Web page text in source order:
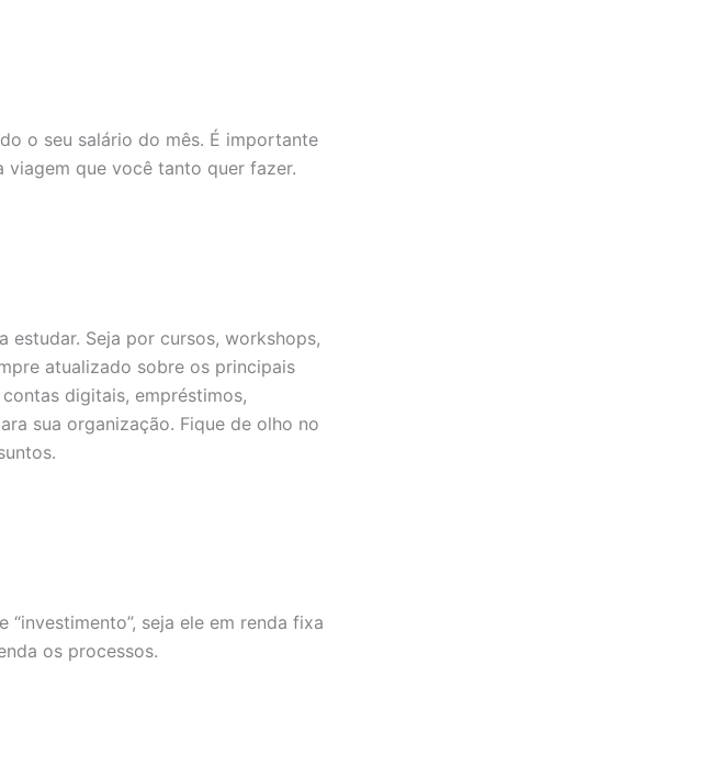
o seu salário do mês. É importante
viagem que você tanto quer fazer.
estudar. Seja por cursos, workshops,
atualizado sobre os principais
digitais, empréstimos,
sua organização. Fique de olho no
seja ele em renda fixa
os processos.